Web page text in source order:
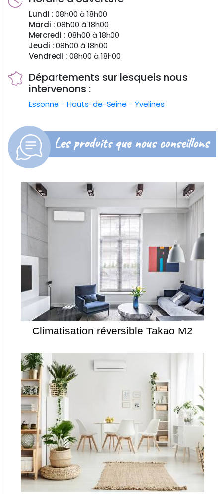
Lundi : 08h00 à 18h00
Mardi : 08h00 à 18h00
Mercredi : 08h00 à 18h00
Jeudi : 08h00 à 18h00
Vendredi : 08h00 à 18h00
Départements sur lesquels nous
intervenons :
Essonne - Hauts-de-Seine - Yvelines
Les produits que nous conseillons
Climatisation réversible Takao M2